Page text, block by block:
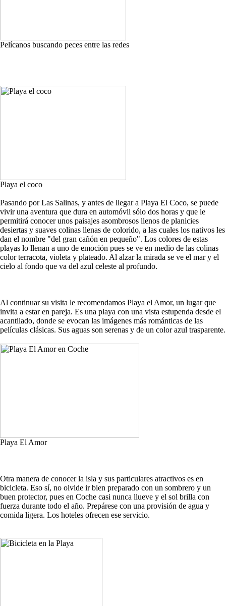
Pelícanos buscando peces entre las redes
Playa el coco
Pasando por Las Salinas, y antes de llegar a Playa El Coco, se puede
vivir una aventura que dura en automóvil sólo dos horas y que le
permitirá conocer unos paisajes asombrosos llenos de planicies
desiertas y suaves colinas llenas de colorido, a las cuales los nativos les
dan el nombre "del gran cañón en pequeño". Los colores de estas
playas lo llenan a uno de emoción pues se ve en medio de las colinas
color terracota, violeta y plateado. Al alzar la mirada se ve el mar y el
cielo al fondo que va del azul celeste al profundo.
Al continuar su visita le recomendamos Playa el Amor, un lugar que
invita a estar en pareja. Es una playa con una vista estupenda desde el
acantilado, donde se evocan las imágenes más románticas de las
películas clásicas. Sus aguas son serenas y de un color azul trasparente.
Playa El Amor
Otra manera de conocer la isla y sus particulares atractivos es en
bicicleta. Eso sí, no olvide ir bien preparado con un sombrero y un
buen protector, pues en Coche casi nunca llueve y el sol brilla con
fuerza durante todo el año. Prepárese con una provisión de agua y
comida ligera. Los hoteles ofrecen ese servicio.